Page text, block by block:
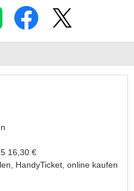
16,30 €
HandyTicket, online kaufen